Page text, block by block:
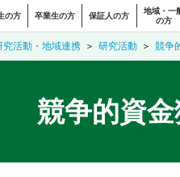
の方 卒業生の方 保証人の方
地域・一
の方
究活動・地域連携 研究活動 競争
競争的資